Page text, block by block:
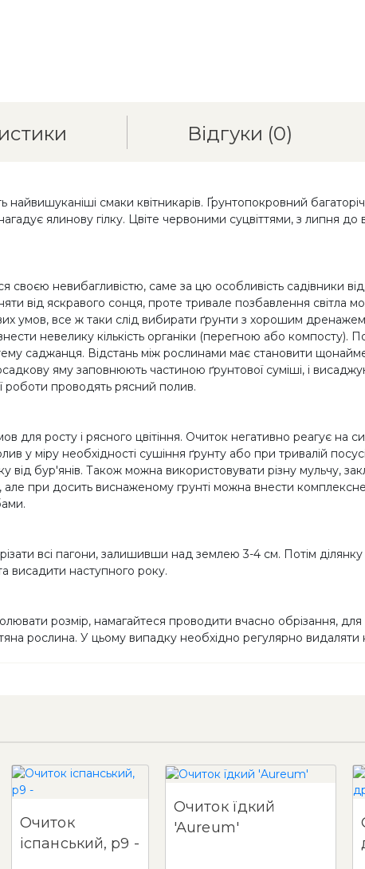
Відгуки (0)
найвишуканіші смаки квітникарів. Ґрунтопокровний
ялинову гілку. Цвіте червоними суцвіттями, з липня
своєю невибагливістю, саме за цю особливість садівники
від яскравого сонця, проте тривале позбавлення світла
умов, все ж таки слід вибирати ґрунти з хорошим
невелику кількість органіки (перегною або компосту).
саджанця. Відстань між рослинами має становити
яму заповнюють частиною ґрунтової суміші, і
роботи проводять рясний полив.
для росту і рясного цвітіння. Очиток негативно реагує на
у міру необхідності сушіння ґрунту або при тривалій
від бур'янів. Також можна використовувати різну мульчу,
при досить виснаженому грунті можна внести
всі пагони, залишивши над землею 3-4 см. Потім
висадити наступного року.
розмір, намагайтеся проводити вчасно обрізання,
рослина. У цьому випадку необхідно регулярно
Очиток
іспанський, p9 -
Очиток їдкий
'Aureum'